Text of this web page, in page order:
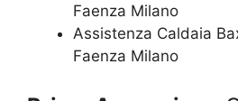
Faenza Milano
Assistenza Caldaia
Faenza Milano